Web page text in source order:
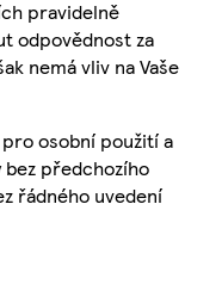
pravidelně
odpovědnost za
nemá vliv na Vaše
osobní použití a
předchozího
řádného uvedení